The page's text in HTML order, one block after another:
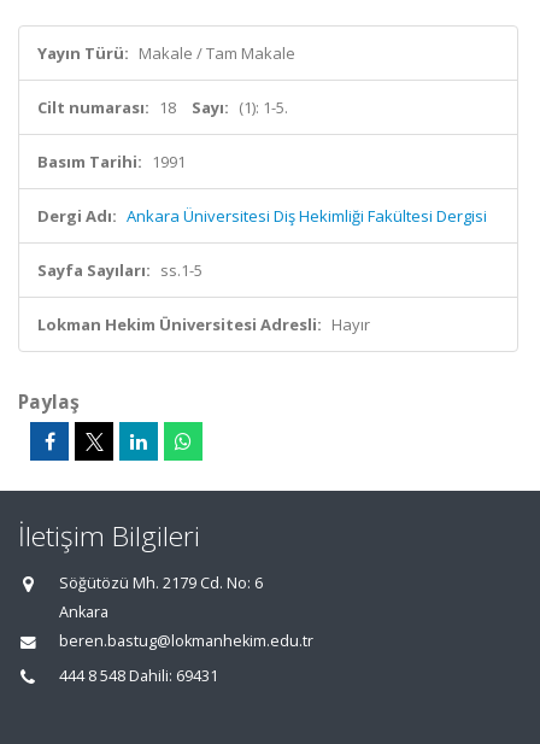
Yayın Türü: Makale / Tam Makale
Cilt numarası: 18 Sayı: (1): 1-5.
Basım Tarihi: 1991
Dergi Adı: Ankara Üniversitesi Diş Hekimliği Fakültesi Dergisi
Sayfa Sayıları: ss.1-5
Lokman Hekim Üniversitesi Adresli: Hayır
Paylaş
İletişim Bilgileri
Söğütözü Mh. 2179 Cd. No: 6
Ankara
beren.bastug@lokmanhekim.edu.tr
444 8 548 Dahili: 69431